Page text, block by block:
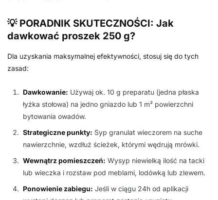
💡 PORADNIK SKUTECZNOŚCI: Jak
dawkować proszek 250 g?
Dla uzyskania maksymalnej efektywności, stosuj się do tych
zasad:
Dawkowanie: Używaj ok. 10 g preparatu (jedna płaska
łyżka stołowa) na jedno gniazdo lub 1 m² powierzchni
bytowania owadów.
Strategiczne punkty: Syp granulat wieczorem na suche
nawierzchnie, wzdłuż ścieżek, którymi wędrują mrówki.
Wewnątrz pomieszczeń: Wysyp niewielką ilość na tacki
lub wieczka i rozstaw pod meblami, lodówką lub zlewem.
Ponowienie zabiegu: Jeśli w ciągu 24h od aplikacji